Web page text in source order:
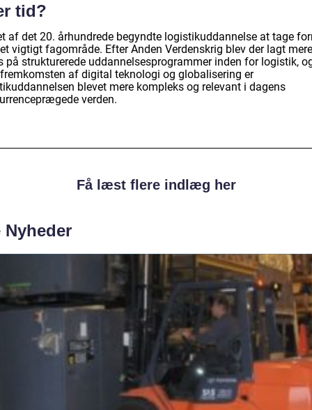
tid?
af det 20. århundrede begyndte logistikuddannelse at tage
vigtigt fagområde. Efter Anden Verdenskrig blev der lagt mere
på strukturerede uddannelsesprogrammer inden for logistik,
af digital teknologi og globalisering er
blevet mere kompleks og relevant i dagens
verden.
Få læst flere indlæg her
Nyheder